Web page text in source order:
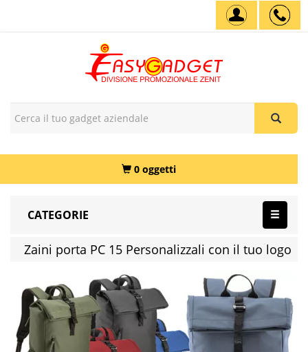
0 oggetti
CATEGORIE
Zaini porta PC 15 Personalizzali con il tuo logo